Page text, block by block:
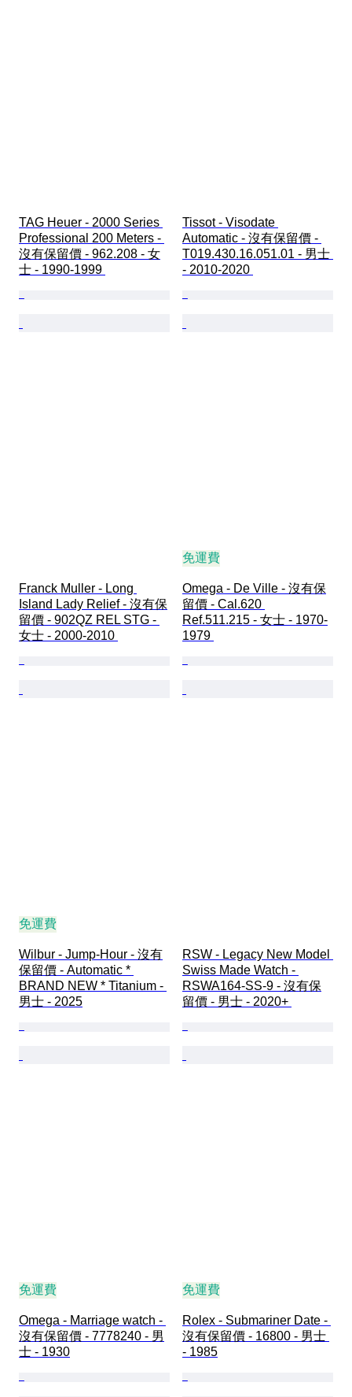
TAG Heuer - 2000 Series
Professional 200 Meters -
沒有保留價 - 962.208 - 女
士 - 1990-1999
Tissot - Visodate
Automatic - 沒有保留價 -
T019.430.16.051.01 - 男士
- 2010-2020
Franck Muller - Long
Island Lady Relief - 沒有保
留價 - 902QZ REL STG -
女士 - 2000-2010
免運費
Omega - De Ville - 沒有保
留價 - Cal.620
Ref.511.215 - 女士 - 1970-
1979
免運費
Wilbur - Jump-Hour - 沒有
保留價 - Automatic *
BRAND NEW * Titanium -
男士 - 2025
RSW - Legacy New Model
Swiss Made Watch -
RSWA164-SS-9 - 沒有保
留價 - 男士 - 2020+
免運費
Omega - Marriage watch -
沒有保留價 - 7778240 - 男
士 - 1930
免運費
Rolex - Submariner Date -
沒有保留價 - 16800 - 男士
- 1985